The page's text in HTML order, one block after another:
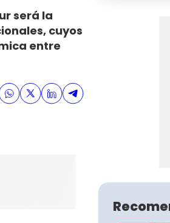
será la
cuyos
entre